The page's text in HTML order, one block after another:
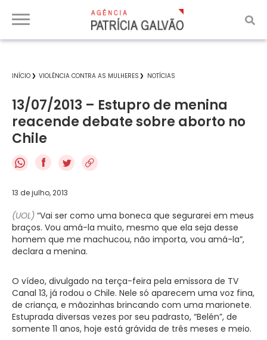
INÍCIO VIOLÊNCIA CONTRA AS MULHERES NOTÍCIAS
13/07/2013 – Estupro de menina
reacende debate sobre aborto no
Chile
f
13 de julho, 2013
(UOL) “Vai ser como uma boneca que segurarei em meus
braços. Vou amá-la muito, mesmo que ela seja desse
homem que me machucou, não importa, vou amá-la”,
declara a menina.
O vídeo, divulgado na terça-feira pela emissora de TV
Canal 13, já rodou o Chile. Nele só aparecem uma voz fina,
de criança, e mãozinhas brincando com uma marionete.
Estuprada diversas vezes por seu padrasto, “Belén”, de
somente 11 anos, hoje está grávida de três meses e meio.